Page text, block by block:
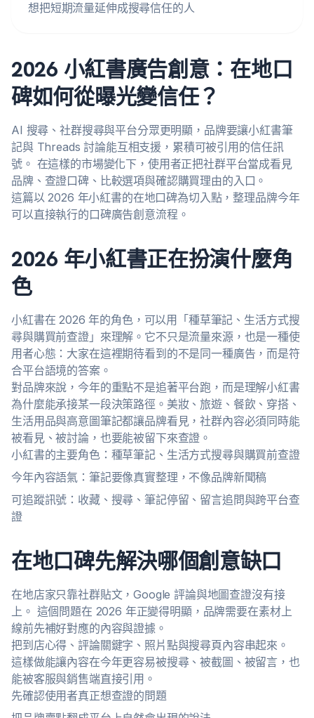
想把短期流量延伸成搜尋信任的人
2026 小紅書廣告創意：在地口
碑如何從曝光變信任？
AI 搜尋、社群搜尋與平台分眾更明顯，品牌要讓小紅書筆
記與 Threads 討論能互相支援，累積可被引用的信任訊
號。 在這樣的市場變化下，使用者正把社群平台當成看見
品牌、查證口碑、比較選項與確認購買理由的入口。
這篇以 2026 年小紅書的在地口碑為切入點，整理品牌今年
可以直接執行的口碑廣告創意流程。
2026 年小紅書正在扮演什麼角
色
小紅書在 2026 年的角色，可以用「種草筆記、生活方式搜
尋與購買前查證」來理解。它不只是流量來源，也是一種使
用者心態：大家在這裡期待看到的不是同一種廣告，而是符
合平台語境的答案。
對品牌來說，今年的重點不是追著平台跑，而是理解小紅書
為什麼能承接某一段決策路徑。美妝、旅遊、餐飲、穿搭、
生活用品與高意圖筆記都讓品牌看見，社群內容必須同時能
被看見、被討論，也要能被留下來查證。
小紅書的主要角色：種草筆記、生活方式搜尋與購買前查證
今年內容語氣：筆記要像真實整理，不像品牌新聞稿
可追蹤訊號：收藏、搜尋、筆記停留、留言追問與跨平台查
證
在地口碑先解決哪個創意缺口
在地店家只靠社群貼文，Google 評論與地圖查證沒有接
上。 這個問題在 2026 年正變得明顯，品牌需要在素材上
線前先補好對應的內容與證據。
把到店心得、評論關鍵字、照片點與搜尋頁內容串起來。
這樣做能讓內容在今年更容易被搜尋、被截圖、被留言，也
能被客服與銷售端直接引用。
先確認使用者真正想查證的問題